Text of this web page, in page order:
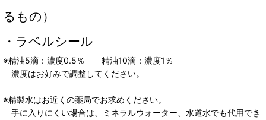
るもの）
・ラベルシール
※精油5滴：濃度0.5％ 精油10滴：濃度1％
濃度はお好みで調整してください。
※精製水はお近くの薬局でお求めください。
手に入りにくい場合は、ミネラルウォーター、水道水でも代用でき